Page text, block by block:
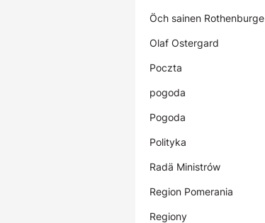
Öch sainen Rothenburge
Olaf Ostergard
Poczta
pogoda
Pogoda
Polityka
Radä Ministrów
Region Pomerania
Regiony